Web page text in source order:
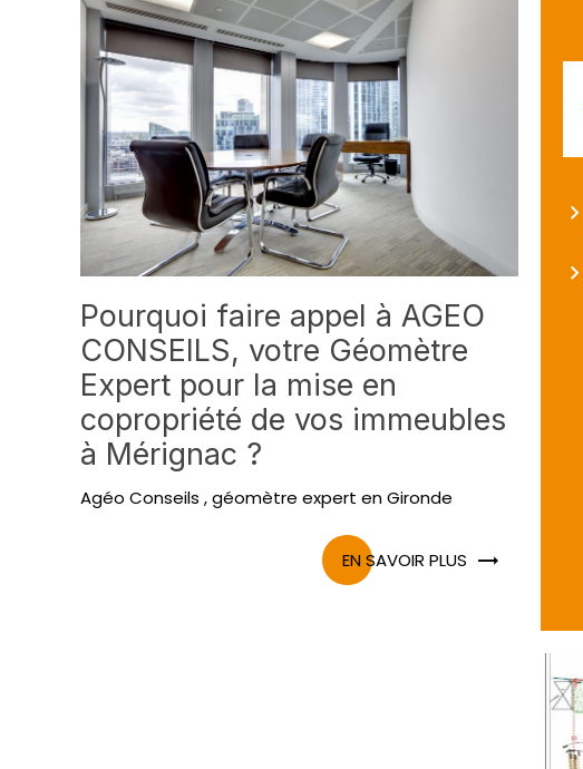
Pourquoi faire appel à AGEO
CONSEILS, votre Géomètre
Expert pour la mise en
copropriété de vos immeubles
à Mérignac ?
Agéo Conseils , géomètre expert en Gironde
EN SAVOIR PLUS